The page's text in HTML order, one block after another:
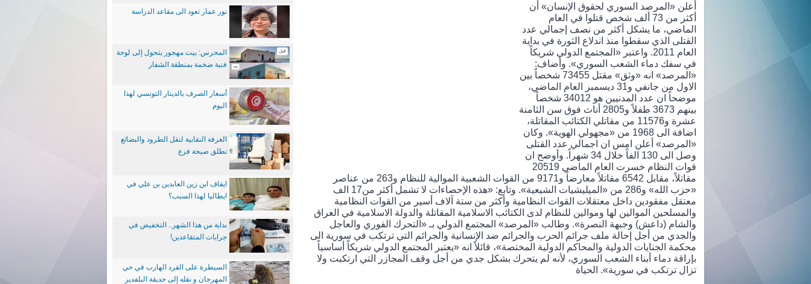
أعلن «المرصد السوري لحقوق الإنسان» أن
أكثر من 73 ألف شخص قتلوا في العام
الماضي، ما يشكل أكثر من نصف إجمالي عدد
القتلى الذي سقطوا منذ اندلاع الثورة في بداية
العام 2011. واعتبر «المجتمع الدولي شريكاً
في سفك دماء الشعب السوري». وأضاف:
«المرصد» انه «وثق» مقتل 73455 شخصاً بين
الاول من جانفي و31 ديسمبر العام الماضي،
موضحاً ان عدد المدنيين هو 34012 شخصاً
بينهم 3673 طفلاً و2805 أناث فوق سن الثامنة
عشرة و11576 من مقاتلي الكتائب المقاتلة،
اضافة الى 1968 من «مجهولي الهوية». وكان
«المرصد» أعلن امس ان اجمالي عدد القتلى
وصل الى 130 الفاً خلال 34 شهراً. وأوضح ان
قوات النظام خسرت العام الماضي 20519
مقاتلاً، مقابل 6542 مقاتلاً معارضاً و9171 من القوات الشعبية الموالية للنظام و263 من عناصر
«حزب الله» و286 من «الميليشيات الشيعية». وتابع: «هذه الإحصاءات لا تشمل أكثر من17 الف
معتقل مفقودين داخل معتقلات القوات النظامية وأكثر من ستة آلاف أسير من القوات النظامية
والمسلحين الموالين لها وموالين للنظام لدى الكتائب الاسلامية المقاتلة والدولة الاسلامية في العراق
والشام (داعش) وجبهة النصرة». وطالب «المرصد» المجتمع الدولي بـ «التحرك الفوري والعاجل
والجدي من أجل إحالة ملف جرائم الحرب والجرائم ضد الإنسانية والجرائم التي ترتكب في سورية الى
محكمة الجنايات الدولية والمحاكم الدولية المختصة»، قائلاً انه «يعتبر المجتمع الدولي شريكاً أساسياً
بإراقة دماء أبناء الشعب السوري، لأنه لم يتحرك بشكل جدي من أجل وقف المجازر التي ارتكبت ولا
تزال ترتكب في سورية». الحياة
نور عمار تعود الى مقاعد الدراسة
المحرس: بيت مهجور يتحول إلى لوحة
فنية ضخمة بمنطقة الشفار
أسعار الصرف بالدينار التونسي لهذا
اليوم
الغرفة النقابية لنقل الطرود والبضائع
تطلق صيحة فزع
ايقاف ابن زين العابدين بن علي في
ايطاليا لهذا السبب؟
بداية من هذا الشهر.. التخفيض في
جرايات المتقاعدين!
السيطرة على القرد الهارب في حي
المهرجان و نقله إلى حديقة البلفدير